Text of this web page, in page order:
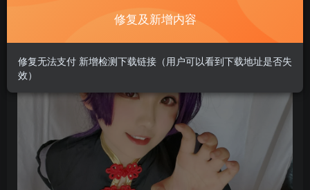
修复及新增内容
修复无法支付 新增检测下载链接（用户可以看到下载地址是否失
效）